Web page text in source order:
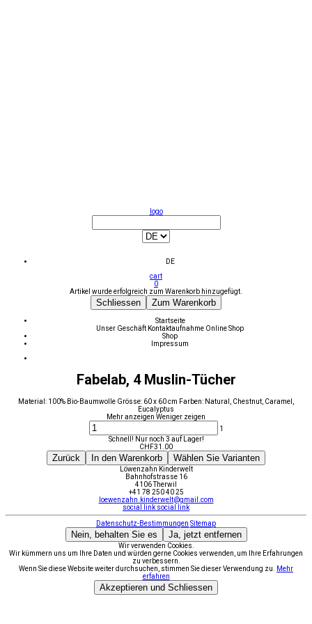
logo
DE
cart
0
Artikel wurde erfolgreich zum Warenkorb hinzugefügt.
Schliessen Zum Warenkorb
Startseite
Unser Geschäft Kontaktaufnahme Online Shop
Shop
Impressum
Fabelab, 4 Muslin-Tücher
Material: 100% Bio-Baumwolle Grösse: 60 x 60 cm Farben: Natural, Chestnut, Caramel,
Eucalyptus
Mehr anzeigen Weniger zeigen
1
Schnell! Nur noch 3 auf Lager!
CHF31.00
Zurück In den Warenkorb Wählen Sie Varianten
Löwenzahn Kinderwelt
Bahnhofstrasse 16
4106 Therwil
+41 78 250 40 25
loewenzahn.kinderwelt@gmail.com
social link social link
Datenschutz-Bestimmungen Sitemap
Nein, behalten Sie es Ja, jetzt entfernen
Wir verwenden Cookies.
Wir kümmern uns um Ihre Daten und würden gerne Cookies verwenden, um Ihre Erfahrungen
zu verbessern.
Wenn Sie diese Website weiter durchsuchen, stimmen Sie dieser Verwendung zu.
Mehr
erfahren
Akzeptieren und Schliessen